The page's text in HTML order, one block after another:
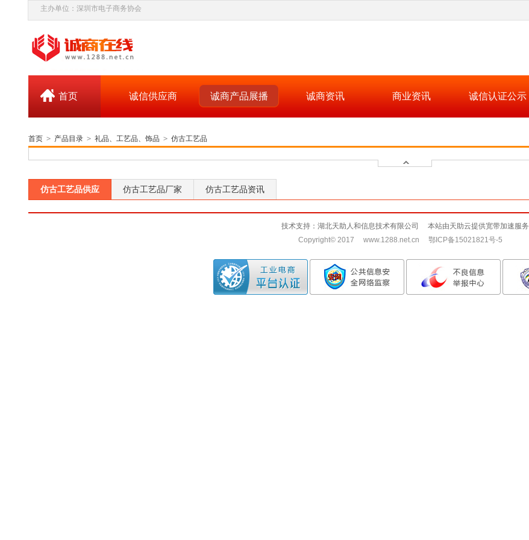
主办单位：深圳市电子商务协会
首页 诚信供应商 诚商产品展播 诚商资讯 商业资讯 诚信认证公示
首页 > 产品目录 > 礼品、工艺品、饰品 > 仿古工艺品
仿古工艺品供应 仿古工艺品厂家 仿古工艺品资讯
技术支持：湖北天助人和信息技术有限公司 本站由天助云提供宽带加速服务
Copyright© 2017 www.1288.net.cn 鄂ICP备15021821号-5